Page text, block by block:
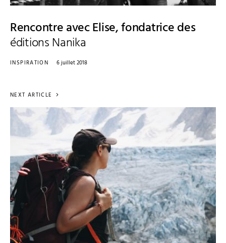
Rencontre avec Elise, fondatrice des
éditions Nanika
INSPIRATION 6 juillet 2018
NEXT ARTICLE